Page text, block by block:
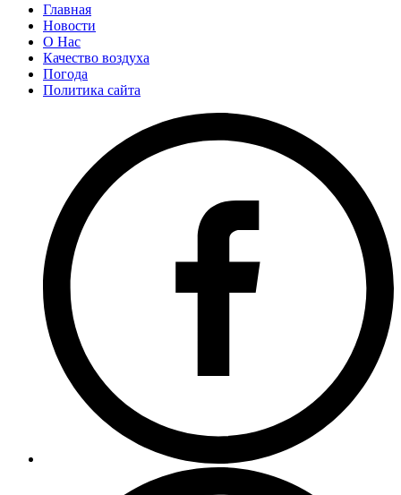
Главная
Новости
О Нас
Качество воздуха
Погода
Политика сайта